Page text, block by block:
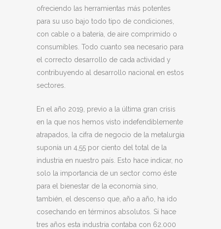
ofreciendo las herramientas más potentes
para su uso bajo todo tipo de condiciones,
con cable o a batería, de aire comprimido o
consumibles. Todo cuanto sea necesario para
el correcto desarrollo de cada actividad y
contribuyendo al desarrollo nacional en estos
sectores.
En el año 2019, previo a la última gran crisis
en la que nos hemos visto indefendiblemente
atrapados, la cifra de negocio de la metalurgia
suponía un 4,55 por ciento del total de la
industria en nuestro país. Esto hace indicar, no
solo la importancia de un sector como éste
para el bienestar de la economía sino,
también, el descenso que, año a año, ha ido
cosechando en términos absolutos. Si hace
tres años esta industria contaba con 62.000